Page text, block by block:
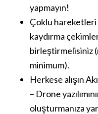
yapmayın!
Çoklu
kaydırma
birleştirmelisiniz
minimum).
Herkese alışın
– Drone
oluşturmanıza